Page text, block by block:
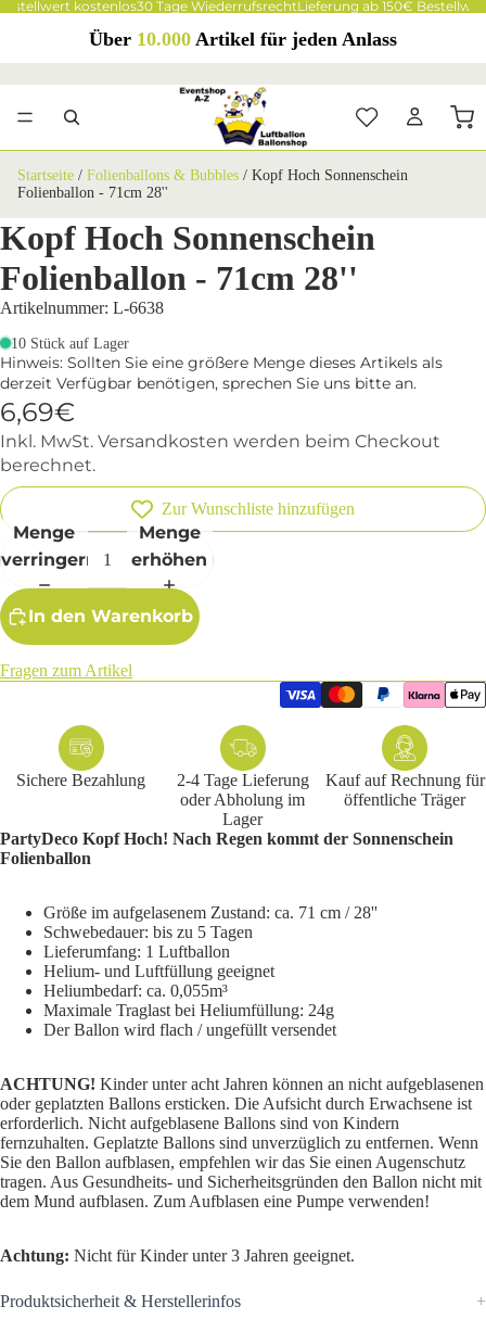
kostenlos30 Tage WiederrufsrechtLieferung ab 150€
Über 10.000 Artikel für jeden Anlass
Startseite / Folienballons & Bubbles / Kopf Hoch Sonnenschein
Folienballon - 71cm 28''
Kopf Hoch Sonnenschein
Folienballon - 71cm 28''
Artikelnummer: L-6638
10 Stück auf Lager
Hinweis: Sollten Sie eine größere Menge dieses Artikels als
derzeit Verfügbar benötigen, sprechen Sie uns bitte an.
6,69€
Inkl. MwSt. Versandkosten werden beim Checkout
berechnet.
Zur Wunschliste hinzufügen
Menge
verringern
Menge
erhöhen
In den Warenkorb
Fragen zum Artikel
Sichere Bezahlung
2-4 Tage Lieferung
oder Abholung im
Lager
Kauf auf Rechnung für
öffentliche Träger
PartyDeco Kopf Hoch! Nach Regen kommt der Sonnenschein
Folienballon
Größe im aufgelasenem Zustand: ca. 71 cm / 28''
Schwebedauer: bis zu 5 Tagen
Lieferumfang: 1 Luftballon
Helium- und Luftfüllung geeignet
Heliumbedarf: ca. 0,055m³
Maximale Traglast bei Heliumfüllung: 24g
Der Ballon wird flach / ungefüllt versendet
ACHTUNG! Kinder unter acht Jahren können an nicht aufgeblasenen
oder geplatzten Ballons ersticken. Die Aufsicht durch Erwachsene ist
erforderlich. Nicht aufgeblasene Ballons sind von Kindern
fernzuhalten. Geplatzte Ballons sind unverzüglich zu entfernen. Wenn
Sie den Ballon aufblasen, empfehlen wir das Sie einen Augenschutz
tragen. Aus Gesundheits- und Sicherheitsgründen den Ballon nicht mit
dem Mund aufblasen. Zum Aufblasen eine Pumpe verwenden!
Achtung: Nicht für Kinder unter 3 Jahren geeignet.
Produktsicherheit & Herstellerinfos